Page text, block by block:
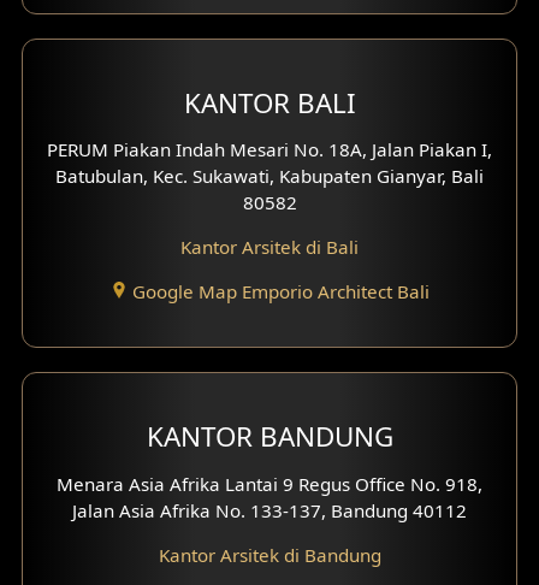
KANTOR BALI
PERUM Piakan Indah Mesari No. 18A, Jalan Piakan I,
Batubulan, Kec. Sukawati, Kabupaten Gianyar, Bali
80582
Kantor Arsitek di Bali
Google Map Emporio Architect Bali
KANTOR BANDUNG
Menara Asia Afrika Lantai 9 Regus Office No. 918,
Jalan Asia Afrika No. 133-137, Bandung 40112
Kantor Arsitek di Bandung